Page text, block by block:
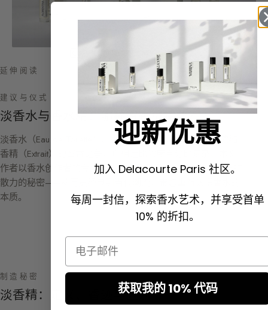
在 INSTAGRAM 上关注我们
延伸阅读
建议与仪式
淡香水与香水精：哪种留香更持久？
淡香水（Eau de Toilette）、香水精（Eau de Parfum）与浓缩
香精（Extrait）的留香之争，真相远比浓度百分比复杂。本文
作者以香水创作者的专业视角，揭示真正决定香水持久性与扩
散力的秘密——从历史经典到当代潮流，带您重新认识香水的
本质。
制造秘密
淡香精：定义、香迹与区别
迎新优惠
加入 Delacourte Paris 社区。
每周一封信，探索香水艺术，并享受首单
10% 的折扣。
Email
获取我的 10% 代码